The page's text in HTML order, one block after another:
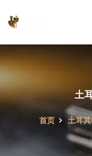
土
首页 土耳